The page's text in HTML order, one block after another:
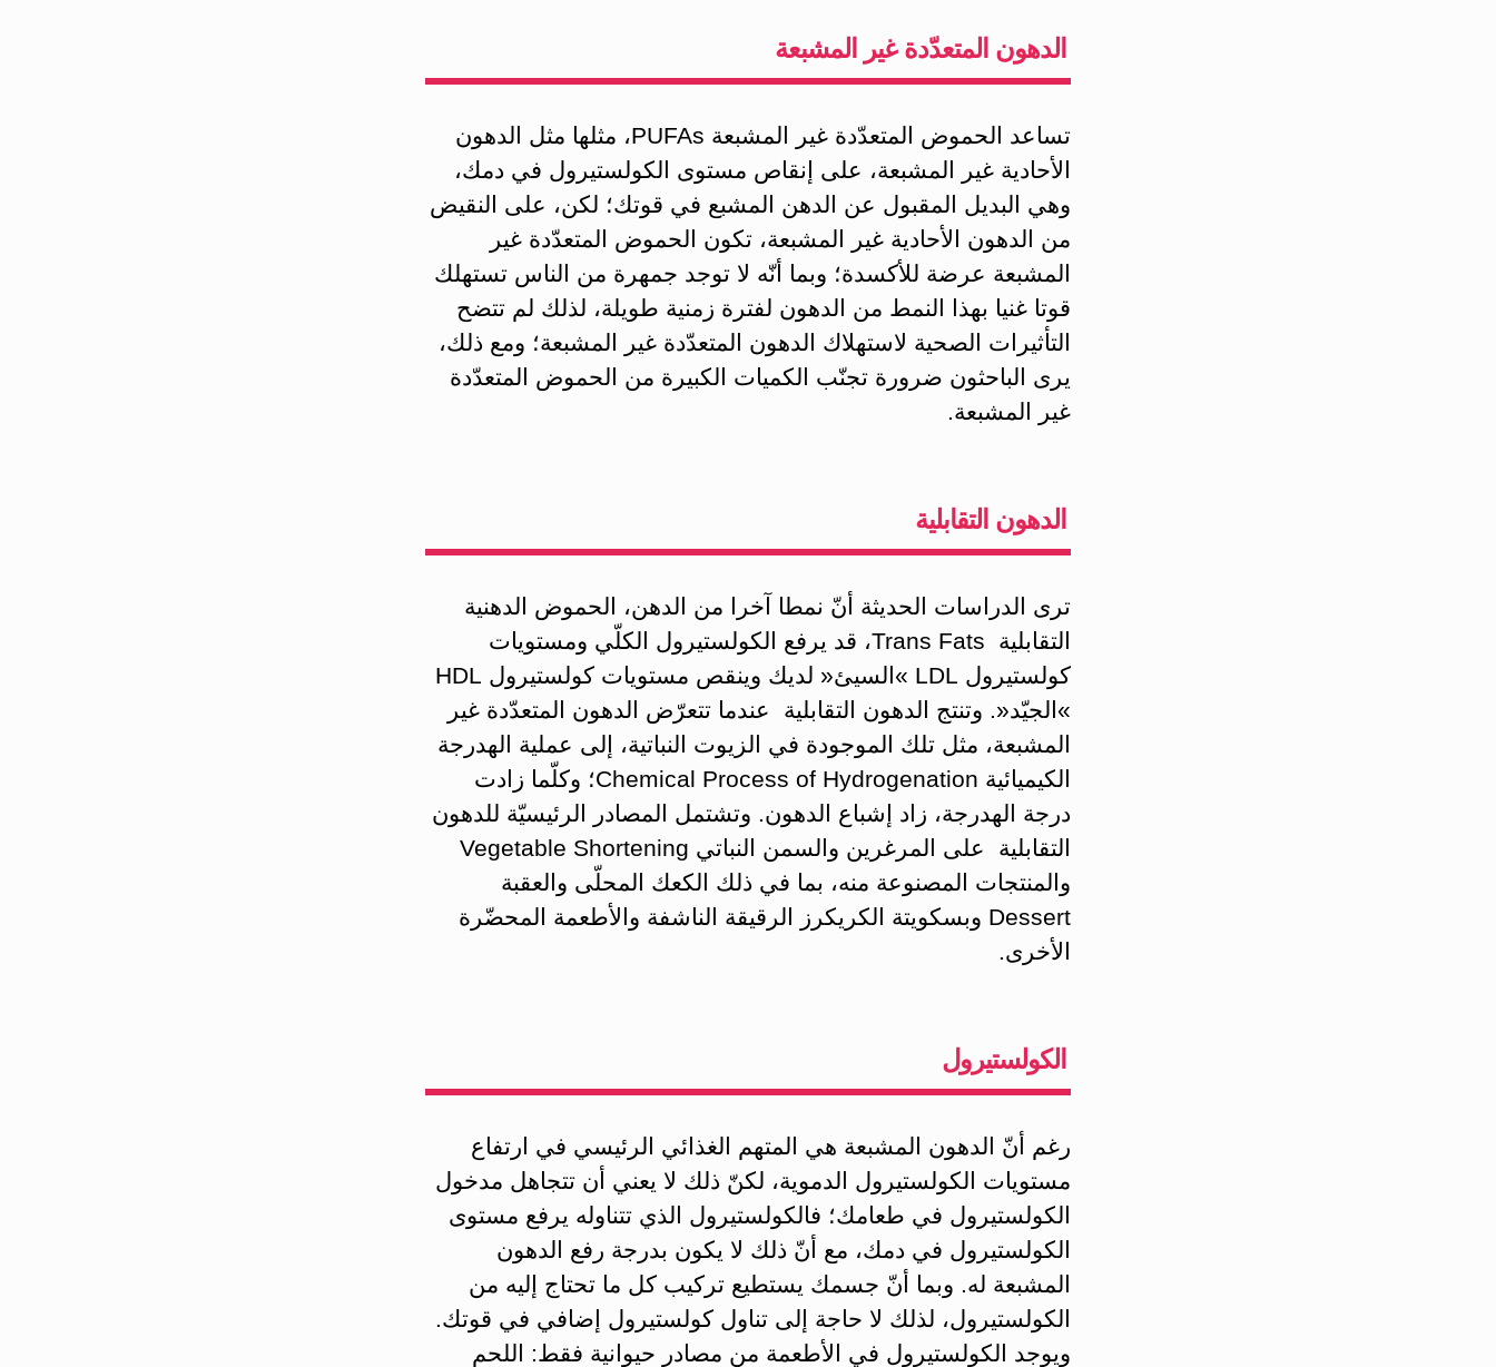
الدهون المتعدّدة غير المشبعة
تساعد الحموض المتعدّدة غير المشبعة PUFAs، مثلها مثل الدهون
الأحادية غير المشبعة، على إنقاص مستوى الكولستيرول في دمك،
وهي البديل المقبول عن الدهن المشبع في قوتك؛ لكن، على النقيض
من الدهون الأحادية غير المشبعة، تكون الحموض المتعدّدة غير
المشبعة عرضة للأكسدة؛ وبما أنّه لا توجد جمهرة من الناس تستهلك
قوتا غنيا بهذا النمط من الدهون لفترة زمنية طويلة، لذلك لم تتضح
التأثيرات الصحية لاستهلاك الدهون المتعدّدة غير المشبعة؛ ومع ذلك،
يرى الباحثون ضرورة تجنّب الكميات الكبيرة من الحموض المتعدّدة
غير المشبعة.
الدهون التقابلية
ترى الدراسات الحديثة أنّ نمطا آخرا من الدهن، الحموض الدهنية
التقابلية Trans Fats، قد يرفع الكولستيرول الكلّي ومستويات
كولستيرول LDL »السيئ« لديك وينقص مستويات كولستيرول HDL
»الجيّد«. وتنتج الدهون التقابلية عندما تتعرّض الدهون المتعدّدة غير
المشبعة، مثل تلك الموجودة في الزيوت النباتية، إلى عملية الهدرجة
الكيميائية Chemical Process of Hydrogenation؛ وكلّما زادت
درجة الهدرجة، زاد إشباع الدهون. وتشتمل المصادر الرئيسيّة للدهون
التقابلية على المرغرين والسمن النباتي Vegetable Shortening
والمنتجات المصنوعة منه، بما في ذلك الكعك المحلّى والعقبة
Dessert وبسكويتة الكريكرز الرقيقة الناشفة والأطعمة المحضّرة
الأخرى.
الكولستيرول
رغم أنّ الدهون المشبعة هي المتهم الغذائي الرئيسي في ارتفاع
مستويات الكولستيرول الدموية، لكنّ ذلك لا يعني أن تتجاهل مدخول
الكولستيرول في طعامك؛ فالكولستيرول الذي تتناوله يرفع مستوى
الكولستيرول في دمك، مع أنّ ذلك لا يكون بدرجة رفع الدهون
المشبعة له. وبما أنّ جسمك يستطيع تركيب كل ما تحتاج إليه من
الكولستيرول، لذلك لا حاجة إلى تناول كولستيرول إضافي في قوتك.
ويوجد الكولستيرول في الأطعمة من مصادر حيوانية فقط: اللحم